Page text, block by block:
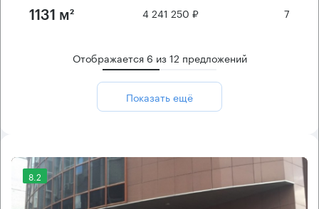
1131 м² 4 241 250 ₽ 7
Отображается 6 из12 предложений
Показать ещё
8.2